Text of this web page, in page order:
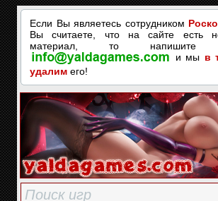
Если Вы являетесь сотрудником
Вы считаете, что на сайте есть
материал, то
и мы в
удалим его!